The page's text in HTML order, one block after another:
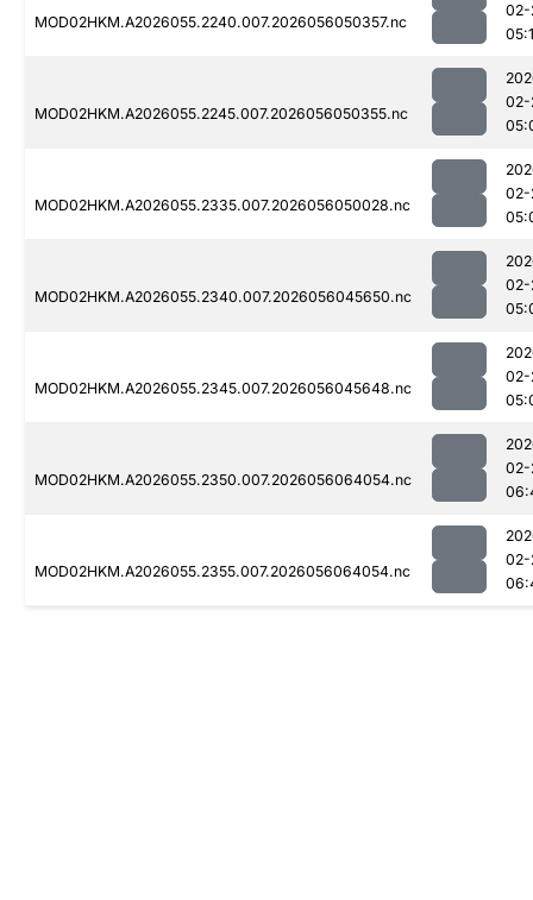
MOD02HKM.A2026055.2240.007.2026056050357.nc
02-
MOD02HKM.A2026055.2245.007.2026056050355.nc
02-
MOD02HKM.A2026055.2335.007.2026056050028.nc
02-
MOD02HKM.A2026055.2340.007.2026056045650.nc
02-
MOD02HKM.A2026055.2345.007.2026056045648.nc
02-
MOD02HKM.A2026055.2350.007.2026056064054.nc
02-
MOD02HKM.A2026055.2355.007.2026056064054.nc
02-